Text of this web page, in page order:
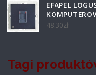
EFAPEL
48.30zł
Tagi